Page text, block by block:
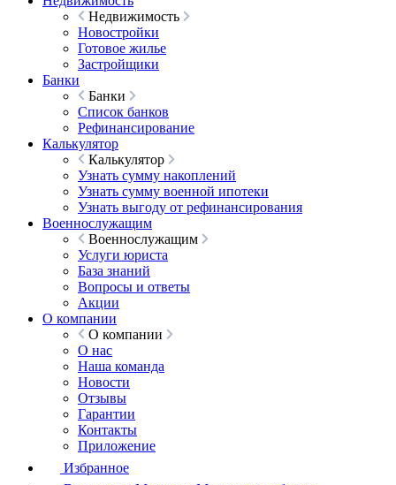
Недвижимость
Новостройки
Готовое жилье
Застройщики
Банки
Банки
Список банков
Рефинансирование
Калькулятор
Калькулятор
Узнать сумму накоплений
Узнать сумму военной ипотеки
Узнать выгоду от рефинансирования
Военнослужащим
Военнослужащим
Услуги юриста
База знаний
Вопросы и ответы
Акции
О компании
О компании
О нас
Наша команда
Новости
Отзывы
Гарантии
Контакты
Приложение
Избранное